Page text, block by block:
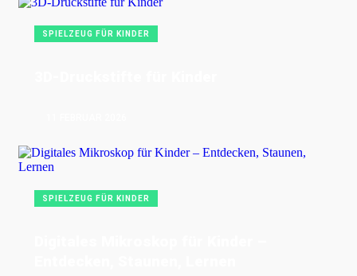
SPIELZEUG FÜR KINDER
SPIELZEUG FÜR KINDER